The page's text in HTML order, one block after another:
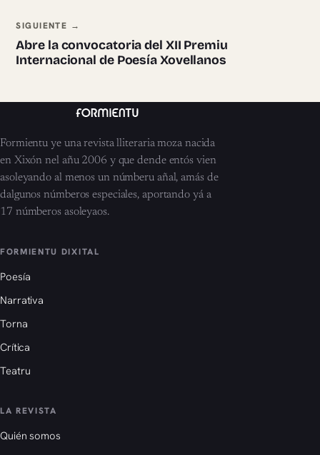
SIGUIENTE →
Abre la convocatoria del XII Premiu
Internacional de Poesía Xovellanos
Formientu ye una revista lliteraria moza nacida
en Xixón nel añu 2006 y que dende entós vien
asoleyando al menos un númberu añal, amás de
dalgunos númberos especiales, aportando yá a
17 númberos asoleyaos.
FORMIENTU DIXITAL
Poesía
Narrativa
Torna
Crítica
Teatru
LA REVISTA
Quién somos